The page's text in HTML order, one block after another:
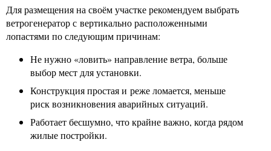
Для размещения на своём участке рекомендуем выбрать
ветрогенератор с вертикально расположенными
лопастями по следующим причинам:
Не нужно «ловить» направление ветра, больше
выбор мест для установки.
Конструкция простая и реже ломается, меньше
риск возникновения аварийных ситуаций.
Работает бесшумно, что крайне важно, когда рядом
жилые постройки.